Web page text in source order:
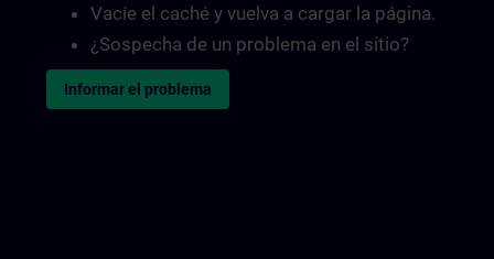
Vacíe el caché y vuelva a cargar la página.
¿Sospecha de un problema en el sitio?
Informar el problema